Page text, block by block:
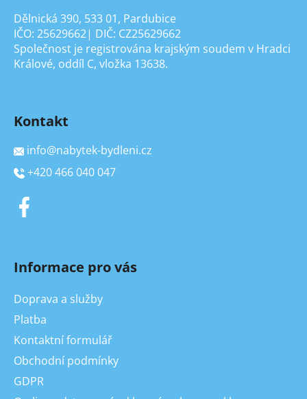
Dělnická 390, 533 01, Pardubice
IČO: 25629662| DIČ: CZ25629662
Společnost je registrována krajským soudem v Hradci
Králové, oddíl C, vložka 13638.
Kontakt
info@nabytek-bydleni.cz
+420 466 040 047
Informace pro vás
Doprava a služby
Platba
Kontaktní formulář
Obchodní podmínky
GDPR